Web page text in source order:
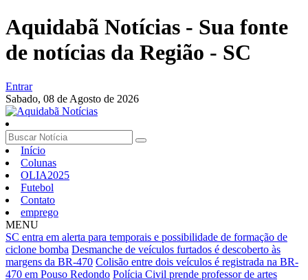
Aquidabã Notícias - Sua fonte
de notícias da Região - SC
Entrar
Sabado, 08 de Agosto de 2026
Início
Colunas
OLIA2025
Futebol
Contato
emprego
MENU
SC entra em alerta para temporais e possibilidade de formação de
ciclone bomba Desmanche de veículos furtados é descoberto às
margens da BR-470 Colisão entre dois veículos é registrada na BR-
470 em Pouso Redondo Polícia Civil prende professor de artes